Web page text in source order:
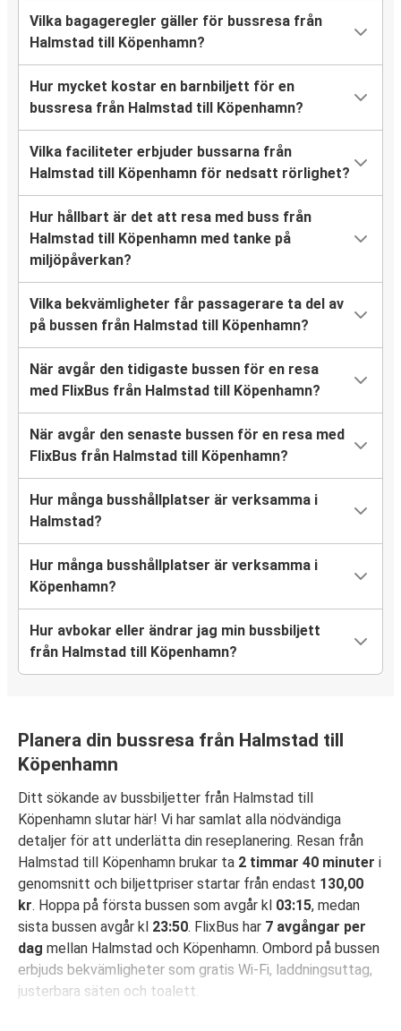
Vilka bagageregler gäller för bussresa från
Halmstad till Köpenhamn?
Hur mycket kostar en barnbiljett för en
bussresa från Halmstad till Köpenhamn?
Vilka faciliteter erbjuder bussarna från
Halmstad till Köpenhamn för nedsatt rörlighet?
Hur hållbart är det att resa med buss från
Halmstad till Köpenhamn med tanke på
miljöpåverkan?
Vilka bekvämligheter får passagerare ta del av
på bussen från Halmstad till Köpenhamn?
När avgår den tidigaste bussen för en resa
med FlixBus från Halmstad till Köpenhamn?
När avgår den senaste bussen för en resa med
FlixBus från Halmstad till Köpenhamn?
Hur många busshållplatser är verksamma i
Halmstad?
Hur många busshållplatser är verksamma i
Köpenhamn?
Hur avbokar eller ändrar jag min bussbiljett
från Halmstad till Köpenhamn?
Planera din bussresa från Halmstad till
Köpenhamn
Ditt sökande av bussbiljetter från Halmstad till
Köpenhamn slutar här! Vi har samlat alla nödvändiga
detaljer för att underlätta din reseplanering. Resan från
Halmstad till Köpenhamn brukar ta 2 timmar 40 minuter i
genomsnitt och biljettpriser startar från endast 130,00
kr. Hoppa på första bussen som avgår kl 03:15, medan
sista bussen avgår kl 23:50. FlixBus har 7 avgångar per
dag mellan Halmstad och Köpenhamn. Ombord på bussen
erbjuds bekvämligheter som gratis Wi-Fi, laddningsuttag,
justerbara säten och toalett.